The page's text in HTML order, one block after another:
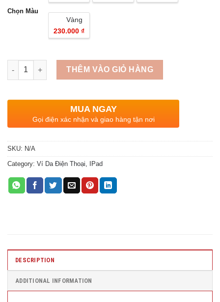
Chọn Màu
Vàng
230.000 ₫
Quantity
THÊM VÀO GIỎ HÀNG
MUA NGAY
Gọi điện xác nhận và giao hàng tận nơi
SKU: N/A
Category: Ví Da Điện Thoại, IPad
DESCRIPTION
ADDITIONAL INFORMATION